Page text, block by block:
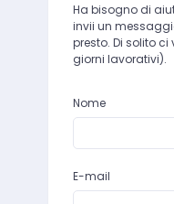
Ha bisogno di
invii un
presto. Di solito
giorni lavorativi).
Nome
E-mail